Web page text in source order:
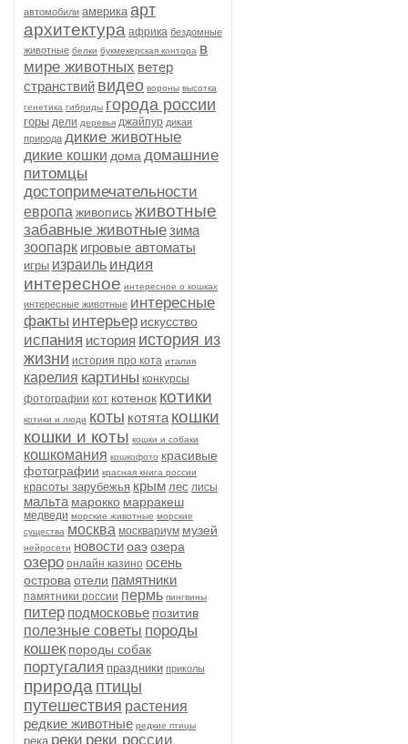
автомобили америка арт
архитектура африка бездомные
животные белки букмекерская контора в
мире животных ветер
странствий видео вороны высотка
генетика гибриды города россии
горы дели деревья джайпур дикая
природа дикие животные
дикие кошки дома домашние
питомцы
достопримечательности
европа живописьживотные
забавные животныезима
зоопарк игровые автоматы
игры израиль индия
интересное интересное о кошках
интересные животные интересные
факты интерьер искусство
испания история история из
жизни история про кота италия
карелия картины конкурсы
фотографии кот котенок котики
котики и люди коты котята кошки
кошки и коты кошки и собаки
кошкомания кошкофото красивые
фотографии красная книга россии
красоты зарубежья крым лес лисы
мальта марокко марракеш
медведи морские животные морские
существа москва москвариум музей
нейросети новостиоаэозера
озеро онлайн казино осень
острова отели памятники
памятники россии пермь пингвины
питер подмосковье позитив
полезные советы породы
кошек породы собак
португалия праздники приколы
природа птицы
путешествия растения
редкие животные редкие птицы
река реки реки россии